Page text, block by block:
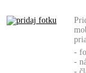
-
-